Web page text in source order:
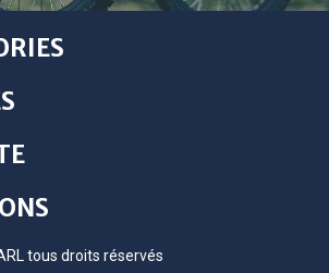
tous droits réservés